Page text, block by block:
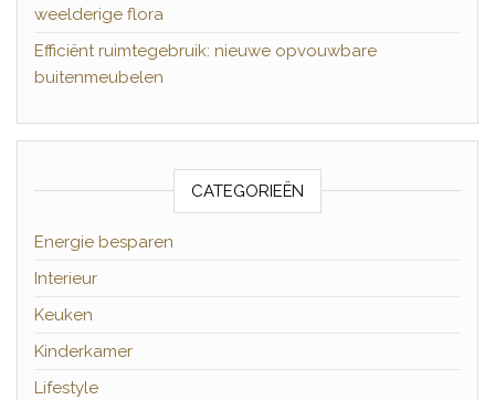
weelderige flora
Efficiënt ruimtegebruik: nieuwe opvouwbare
buitenmeubelen
CATEGORIEËN
Energie besparen
Interieur
Keuken
Kinderkamer
Lifestyle